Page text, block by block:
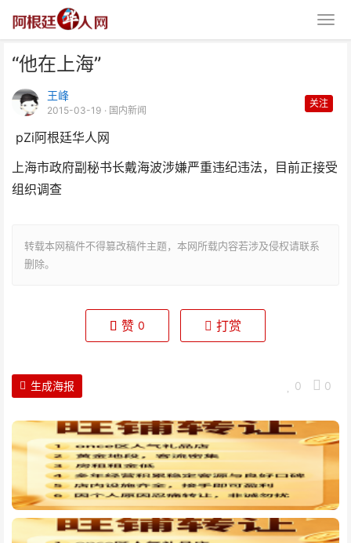
“他在上海”
王峰
2015-03-19 · 国内新闻
关注
pZi阿根廷华人网
上海市政府副秘书长戴海波涉嫌严重违纪违法，目前正接受
组织调查
转载本网稿件不得篡改稿件主题，本网所载内容若涉及侵权请联系
删除。
“他在上海”
赞 0 打赏
0 0
生成海报